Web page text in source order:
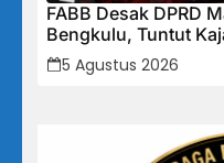
FABB Desak DPRD
Bengkulu, Tuntut
Mega Mall
5 Agustus 2026